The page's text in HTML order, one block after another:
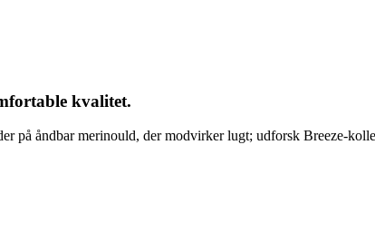
kvalitet.
på åndbar merinould, der modvirker lugt; udforsk Breeze-